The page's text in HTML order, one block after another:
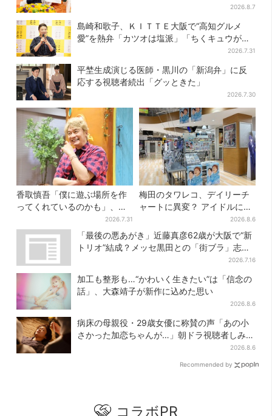
2026.8.7
島崎和歌子、ＫＩＴＴＥ大阪で“高知グルメ
愛”を熱弁「カツオは塩派」「ちくキュウがお
2026.7.31
平埜生成演じる医師・黒川の「新潟弁」に反
応する視聴者続出「グッときた」
2026.7.30
香取慎吾「僕に遊ぶ場所を作
ってくれているのかも」、異
色バラエティ『しんごの芽』
で感じた読売テレビの“パンク
精神”
2026.7.31
梅田のタワレコ、デイリーチ
ャートに異変？ アイドルに混
じり“マユリカ”が1位に…お笑
いが強すぎる理由とは
2026.8.6
「最後の悪あがき」近藤真彦62歳が大阪で“新
トリオ”結成？メッセ黒田との「街ブラ」志願
2026.7.16
加工も整形も…“かわいく生きたい”は「信念の
話」、大森靖子が新作に込めた思い
2026.8.6
病床の母親役・29歳女優に称賛の声「あの小
さかった加恋ちゃんが…」朝ドラ視聴者しみじ
2026.8.6
Recommended by
コラボPR